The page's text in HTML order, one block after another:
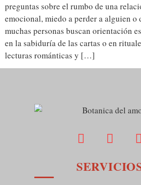
preguntas sobre el rumbo de una
emocional, miedo a perder a alguien o
muchas personas buscan orientación
en la sabiduría de las cartas o en
lecturas románticas y […]